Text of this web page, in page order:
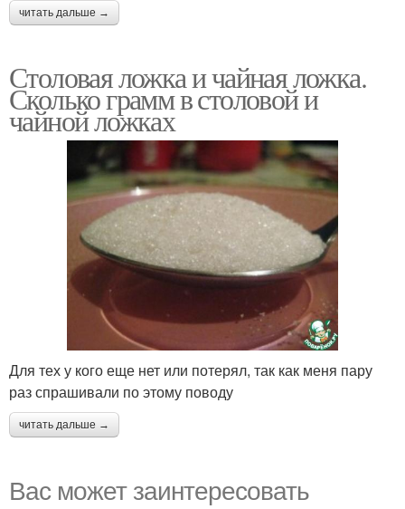
читать дальше →
Столовая ложка и чайная ложка.
Сколько грамм в столовой и
чайной ложках
Для тех у кого еще нет или потерял, так как меня пару
раз спрашивали по этому поводу
читать дальше →
Вас может заинтересовать